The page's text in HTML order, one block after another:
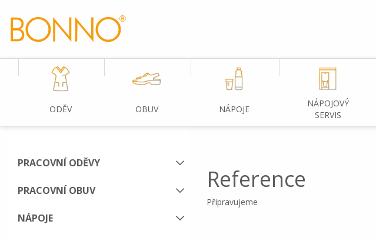
ODĚV OBUV NÁPOJE
NÁPOJOVÝ
SERVIS
PRACOVNÍ ODĚVY
PRACOVNÍ OBUV
NÁPOJE
Reference
Připravujeme